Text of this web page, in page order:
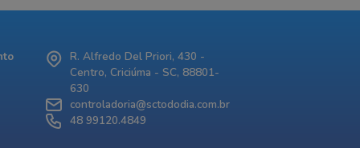
R. Alfredo Del Priori, 430 -
Centro, Criciúma - SC, 88801-
630
controladoria@sctododia.com.br
48 99120.4849